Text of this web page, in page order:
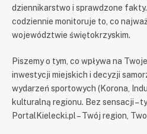
dziennikarstwo i sprawdzone
codziennie monitoruje to, co
województwie świętokrzyskim.
Piszemy o tym, co wpływa na
inwestycji miejskich i decyzji
wydarzeń sportowych (Korona,
kulturalną regionu. Bez sensacji –
PortalKielecki.pl – Twój region,